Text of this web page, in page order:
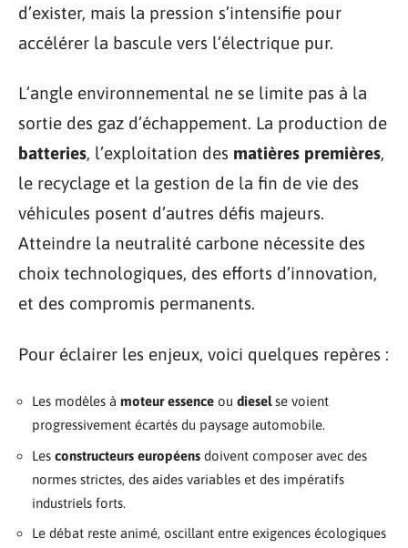
d’exister, mais la pression s’intensifie pour
accélérer la bascule vers l’électrique pur.
L’angle environnemental ne se limite pas à la
sortie des gaz d’échappement. La production de
batteries, l’exploitation des matières premières,
le recyclage et la gestion de la fin de vie des
véhicules posent d’autres défis majeurs.
Atteindre la neutralité carbone nécessite des
choix technologiques, des efforts d’innovation,
et des compromis permanents.
Pour éclairer les enjeux, voici quelques repères :
Les modèles à moteur essence ou dieselse voient
progressivement écartés du paysage automobile.
Les constructeurs européens doivent composer avec des
normes strictes, des aides variables et des impératifs
industriels forts.
Le débat reste animé, oscillant entre exigences écologiques